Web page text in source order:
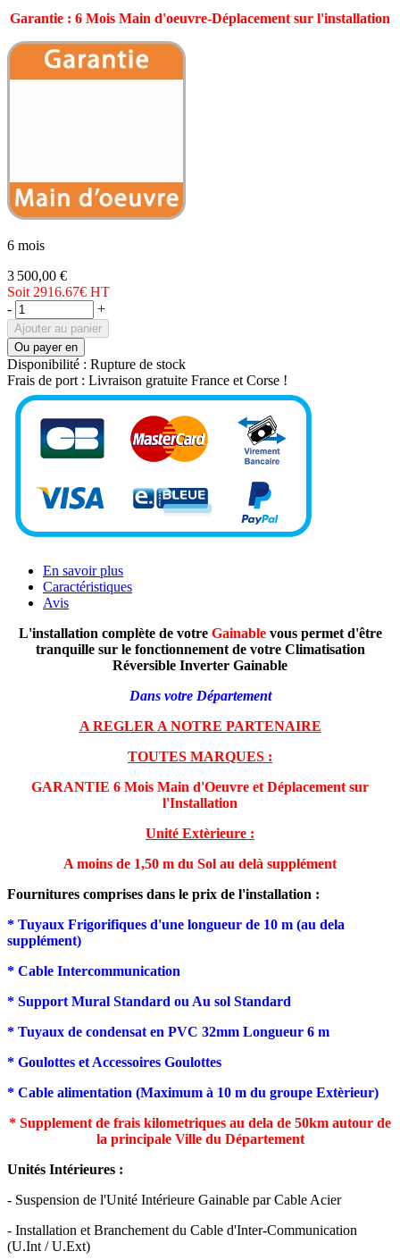
Garantie : 6 Mois Main d'oeuvre-Déplacement sur l'installation
6 mois
3 500,00 €
Soit 2916.67€ HT
-
+
Ajouter au panier
Ou payer en
Disponibilité : Rupture de stock
Frais de port : Livraison gratuite France et Corse !
En savoir plus
Caractéristiques
Avis
L'installation complète de votre Gainablevous permet d'être
tranquille sur le fonctionnement de votre Climatisation
Réversible Inverter Gainable
Dans votre Département
A REGLER A NOTRE PARTENAIRE
TOUTES MARQUES :
GARANTIE 6 Mois Main d'Oeuvre et Déplacement sur
l'Installation
Unité Extèrieure :
A moins de 1,50 m du Sol au delà supplément
Fournitures comprises dans le prix de l'installation :
* Tuyaux Frigorifiques d'une longueur de 10 m (au dela
supplément)
* Cable Intercommunication
* Support Mural Standard ou Au sol Standard
* Tuyaux de condensat en PVC 32mm Longueur 6 m
* Goulottes et Accessoires Goulottes
* Cable alimentation (Maximum à 10 m du groupe Extèrieur)
* Supplement de frais kilometriques au dela de 50km autour de
la principale Ville du Département
Unités Intérieures :
- Suspension de l'Unité Intérieure Gainable par Cable Acier
- Installation et Branchement du Cable d'Inter-Communication
(U.Int / U.Ext)